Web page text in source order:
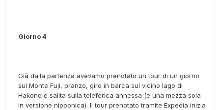
Giorno 4
Già dalla partenza avevamo prenotato un tour di un giorno
sul Monte Fuji, pranzo, giro in barca sul vicino lago di
Hakone e salita sulla teleferica annessa (è una mezza sola
in versione nipponica). Il tour prenotato tramite Expedia inizia